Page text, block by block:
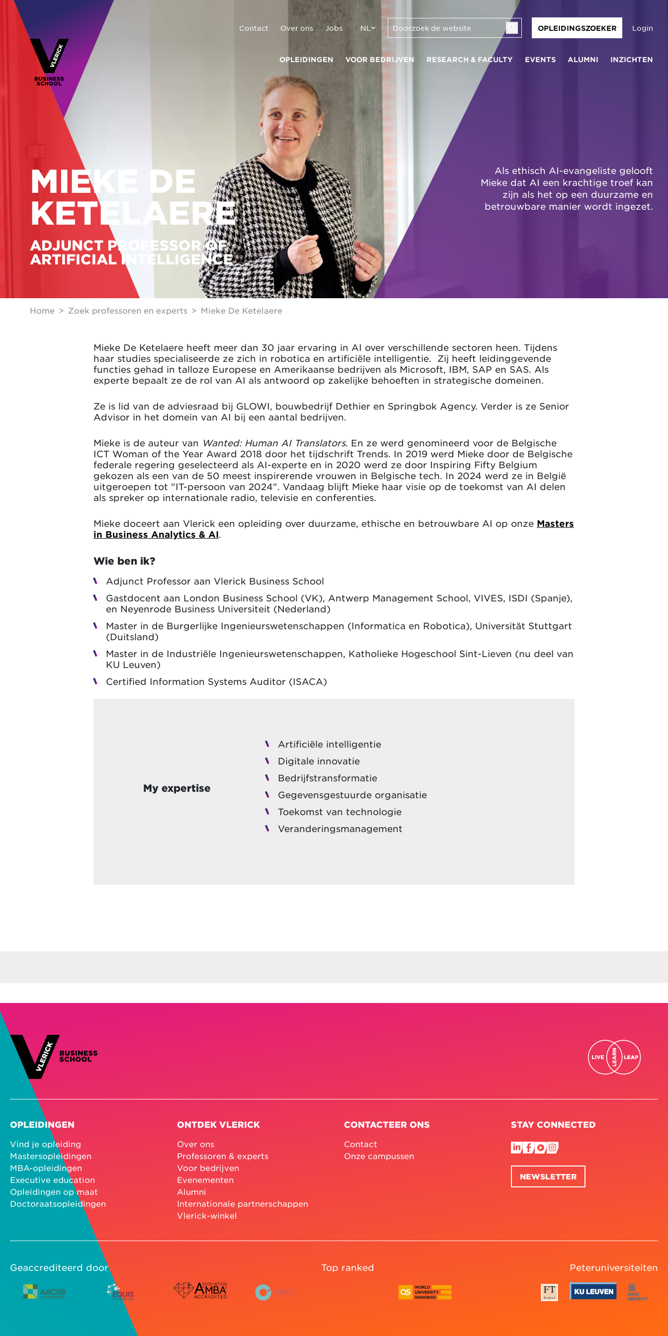
Contact Over ons Jobs NL OPLEIDINGSZOEKER Login
OPLEIDINGEN VOOR BEDRIJVEN RESEARCH & FACULTY EVENTS ALUMNI INZICHTEN
MIEKE DE
KETELAERE
ADJUNCT PROFESSOR OF
ARTIFICIAL INTELLIGENCE
Als ethisch AI-evangeliste gelooft
Mieke dat AI een krachtige troef kan
zijn als het op een duurzame en
betrouwbare manier wordt ingezet.
Home Zoek professoren en experts Mieke De Ketelaere
Mieke De Ketelaere heeft meer dan 30 jaar ervaring in AI over verschillende sectoren heen. Tijdens
haar studies specialiseerde ze zich in robotica en artificiële intelligentie. Zij heeft leidinggevende
functies gehad in talloze Europese en Amerikaanse bedrijven als Microsoft, IBM, SAP en SAS. Als
experte bepaalt ze de rol van AI als antwoord op zakelijke behoeften in strategische domeinen.
Ze is lid van de adviesraad bij GLOWI, bouwbedrijf Dethier en Springbok Agency. Verder is ze Senior
Advisor in het domein van AI bij een aantal bedrijven.
Mieke is de auteur van Wanted: Human AI Translators. En ze werd genomineerd voor de Belgische
ICT Woman of the Year Award 2018 door het tijdschrift Trends. In 2019 werd Mieke door de Belgische
federale regering geselecteerd als AI-experte en in 2020 werd ze door Inspiring Fifty Belgium
gekozen als een van de 50 meest inspirerende vrouwen in Belgische tech. In 2024 werd ze in België
uitgeroepen tot "IT-persoon van 2024". Vandaag blijft Mieke haar visie op de toekomst van AI delen
als spreker op internationale radio, televisie en conferenties.
Mieke doceert aan Vlerick een opleiding over duurzame, ethische en betrouwbare AI op onze Masters
in Business Analytics & AI.
Wie ben ik?
Adjunct Professor aan Vlerick Business School
Gastdocent aan London Business School (VK), Antwerp Management School, VIVES, ISDI (Spanje),
en Neyenrode Business Universiteit (Nederland)
Master in de Burgerlijke Ingenieurswetenschappen (Informatica en Robotica), Universität Stuttgart
(Duitsland)
Master in de Industriële Ingenieurswetenschappen, Katholieke Hogeschool Sint-Lieven (nu deel van
KU Leuven)
Certified Information Systems Auditor (ISACA)
My expertise
Artificiële intelligentie
Digitale innovatie
Bedrijfstransformatie
Gegevensgestuurde organisatie
Toekomst van technologie
Veranderingsmanagement
OPLEIDINGEN
Vind je opleiding
Mastersopleidingen
MBA-opleidingen
Executive education
Opleidingen op maat
Doctoraatsopleidingen
ONTDEK VLERICK
Over ons
Professoren & experts
Voor bedrijven
Evenementen
Alumni
Internationale partnerschappen
Vlerick-winkel
CONTACTEER ONS
Contact
Onze campussen
STAY CONNECTED
NEWSLETTER
Geaccrediteerd door Top ranked Peteruniversiteiten